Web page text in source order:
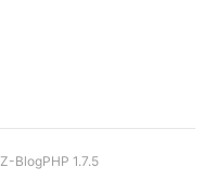
Z-BlogPHP 1.7.5